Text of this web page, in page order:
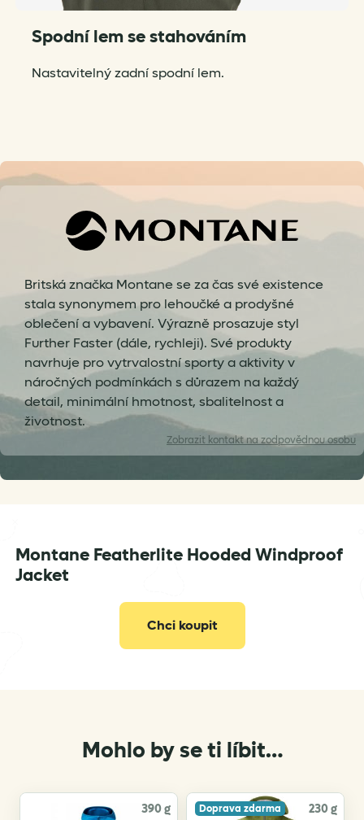
Spodní lem se stahováním
Nastavitelný zadní spodní lem.
Britská značka Montane se za čas své existence
stala synonymem pro lehoučké a prodyšné
oblečení a vybavení. Výrazně prosazuje styl
Further Faster (dále, rychleji). Své produkty
navrhuje pro vytrvalostní sporty a aktivity v
náročných podmínkách s důrazem na každý
detail, minimální hmotnost, sbalitelnost a
životnost.
Zobrazit kontakt na zodpovědnou osobu
info@vertone.cz
Montane Featherlite Hooded Windproof
Jacket
Chci koupit
Mohlo by se ti líbit…
390 g Doprava zdarma 230 g